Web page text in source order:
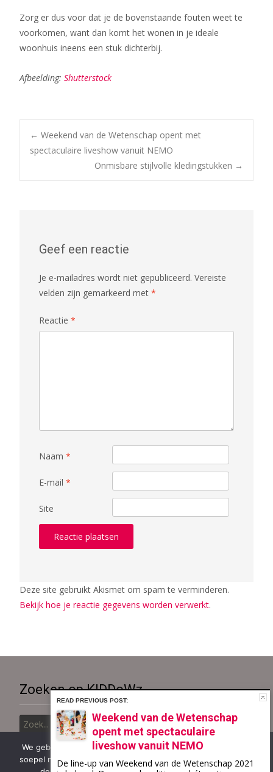
Zorg er dus voor dat je de bovenstaande fouten weet te
voorkomen, want dan komt het wonen in je ideale
woonhuis ineens een stuk dichterbij.
Afbeelding: Shutterstock
Bericht
navigatie
← Weekend van de Wetenschap opent met
spectaculaire liveshow vanuit NEMO
Onmisbare stijlvolle kledingstukken →
Geef een reactie
Je e-mailadres wordt niet gepubliceerd. Vereiste
velden zijn gemarkeerd met *
Reactie *
Naam *
E-mail *
Site
Deze site gebruikt Akismet om spam te verminderen.
Bekijk hoe je reactie gegevens worden verwerkt.
Zoeken op KIDDoWz..
Zoek
naar:
We gebruiken cookies om ervoor te zorgen dat onze site zo
soepel mogelijk draait. Als je doorgaat met het gebruiken van
READ PREVIOUS POST:
Weekend van de Wetenschap
opent met spectaculaire
liveshow vanuit NEMO
De line-up van Weekend van de Wetenschap 2021